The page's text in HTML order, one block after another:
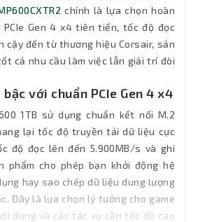
chính là lựa chọn hoàn
PCIe Gen 4 x4 tiên tiến, tốc độ đọc
cậy đến từ thương hiệu Corsair, sản
cả nhu cầu làm việc lẫn giải trí đòi
với chuẩn PCIe Gen 4 x4
1TB sử dụng chuẩn kết nối M.2
lại tốc độ truyền tải dữ liệu cực
độ đọc lên đến 5.900MB/s và ghi
phẩm cho phép bạn khởi động hệ
hay sao chép dữ liệu dung lượng
Đây là lựa chọn lý tưởng cho game
dung và các tác vụ cần tốc độ cao